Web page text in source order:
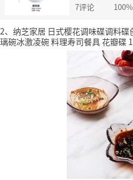
7评论
2、纳芝家居 日式樱花调味碟调料
璃碗冰激凌碗 料理寿司餐具 花瓣碟